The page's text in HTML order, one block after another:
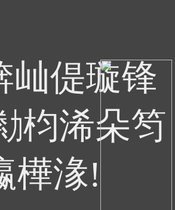
屾偍璇锋
枃浠朵笉
樺湪!